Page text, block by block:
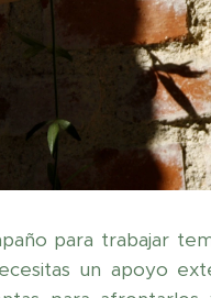
para trabajar
un apoyo